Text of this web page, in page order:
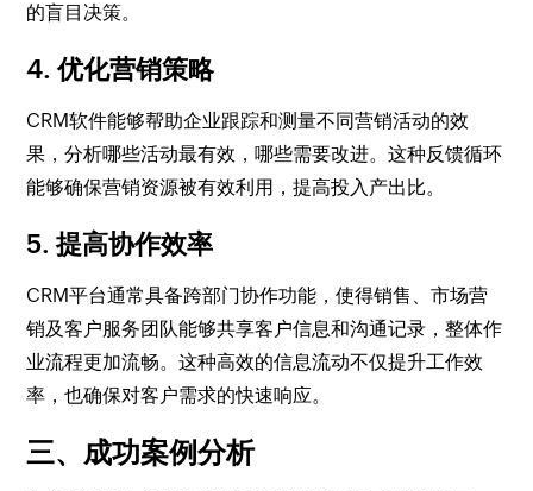
的盲目决策。
4. 优化营销策略
CRM软件能够帮助企业跟踪和测量不同营销活动的效
果，分析哪些活动最有效，哪些需要改进。这种反馈循环
能够确保营销资源被有效利用，提高投入产出比。
5. 提高协作效率
CRM平台通常具备跨部门协作功能，使得销售、市场营
销及客户服务团队能够共享客户信息和沟通记录，整体作
业流程更加流畅。这种高效的信息流动不仅提升工作效
率，也确保对客户需求的快速响应。
三、成功案例分析